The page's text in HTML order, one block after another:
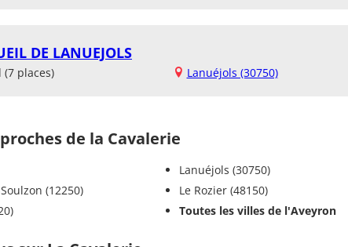
DE LANUEJOLS
places) Lanuéjols (30750)
de la Cavalerie
(12250)
Lanuéjols (30750)
Le Rozier (48150)
Toutes les villes de l'Aveyron